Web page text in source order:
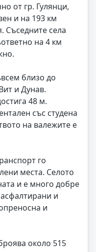
от гр. Гулянци,
и на 193 км
Съседните села
на 4 км
близо до
и Дунав.
48 м.
със студена
на валежите е
го
места. Селото
и е много добре
и
и
около 515